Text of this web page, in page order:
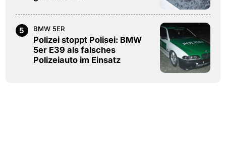
5 BMW 5ER
Polizei stoppt Polisei: BMW
5er E39 als falsches
Polizeiauto im Einsatz